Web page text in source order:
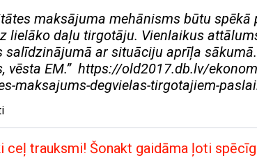
maksājuma mehānisms būtu
lielāko daļu tirgotāju. Vienlaikus
salīdzinājumā ar situāciju aprīļa
vēsta EM.” https://old2017.db.lv/
maksajums-degvielas-tirgotajiem-
ceļ trauksmi! Šonakt gaidāma ļoti